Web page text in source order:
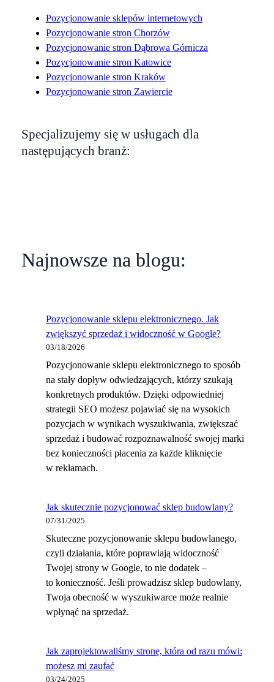
Pozycjonowanie sklepów internetowych
Pozycjonowanie stron Chorzów
Pozycjonowanie stron Dąbrowa Górnicza
Pozycjonowanie stron Katowice
Pozycjonowanie stron Kraków
Pozycjonowanie stron Zawiercie
Specjalizujemy się w usługach dla
następujących branż:
Najnowsze na blogu:
Pozycjonowanie sklepu elektronicznego. Jak
zwiększyć sprzedaż i widoczność w Google?
03/18/2026
Pozycjonowanie sklepu elektronicznego to sposób
na stały dopływ odwiedzających, którzy szukają
konkretnych produktów. Dzięki odpowiedniej
strategii SEO możesz pojawiać się na wysokich
pozycjach w wynikach wyszukiwania, zwiększać
sprzedaż i budować rozpoznawalność swojej marki
bez konieczności płacenia za każde kliknięcie
w reklamach.
Jak skutecznie pozycjonować sklep budowlany?
07/31/2025
Skuteczne pozycjonowanie sklepu budowlanego,
czyli działania, które poprawiają widoczność
Twojej strony w Google, to nie dodatek –
to konieczność. Jeśli prowadzisz sklep budowlany,
Twoja obecność w wyszukiwarce może realnie
wpłynąć na sprzedaż.
Jak zaprojektowaliśmy stronę, która od razu mówi:
możesz mi zaufać
03/24/2025